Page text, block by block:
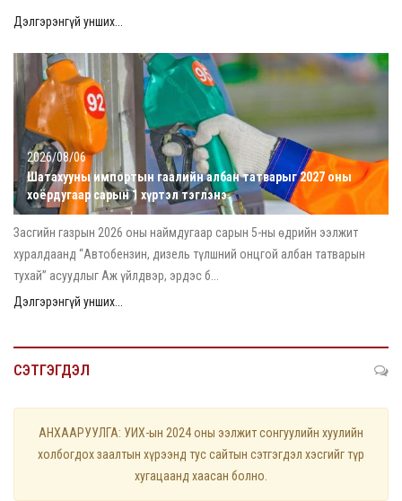
Дэлгэрэнгүй унших...
2026/08/06
Шатахууны импортын гаалийн албан татварыг 2027 оны
хоёрдугаар сарын 1 хүртэл тэглэнэ
Засгийн газрын 2026 оны наймдугаар сарын 5-ны өдрийн ээлжит
хуралдаанд “Автобензин, дизель түлшний онцгой албан татварын
тухай” асуудлыг Аж үйлдвэр, эрдэс б...
Дэлгэрэнгүй унших...
СЭТГЭГДЭЛ
АНХААРУУЛГА: УИХ-ын 2024 оны ээлжит сонгуулийн хуулийн
холбогдох заалтын хүрээнд тус сайтын сэтгэгдэл хэсгийг түр
хугацаанд хаасан болно.